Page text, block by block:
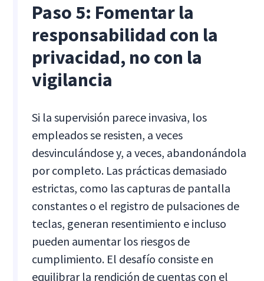
Paso 5: Fomentar la
responsabilidad con la
privacidad, no con la
vigilancia
Si la supervisión parece invasiva, los
empleados se resisten, a veces
desvinculándose y, a veces, abandonándola
por completo. Las prácticas demasiado
estrictas, como las capturas de pantalla
constantes o el registro de pulsaciones de
teclas, generan resentimiento e incluso
pueden aumentar los riesgos de
cumplimiento. El desafío consiste en
equilibrar la rendición de cuentas con el